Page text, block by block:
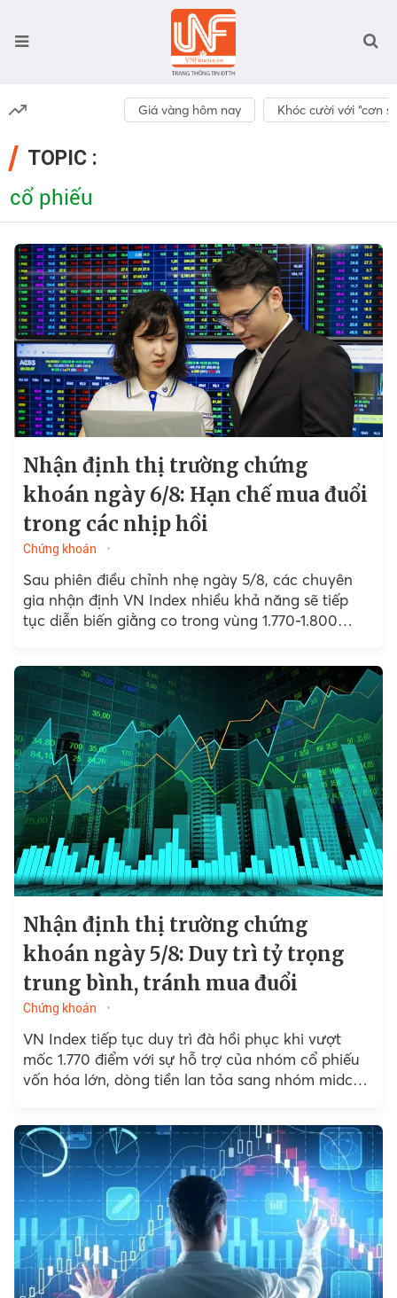
Giá vàng hôm nay Khóc cười với “cơn
TOPIC :
cổ phiếu
Nhận định thị trường chứng
khoán ngày 6/8: Hạn chế mua đuổi
trong các nhịp hồi
Chứng khoán
Sau phiên điều chỉnh nhẹ ngày 5/8, các chuyên
gia nhận định VN Index nhiều khả năng sẽ tiếp
tục diễn biến giằng co trong vùng 1.770-1.800
Nhận định thị trường chứng
khoán ngày 5/8: Duy trì tỷ trọng
trung bình, tránh mua đuổi
Chứng khoán
VN Index tiếp tục duy trì đà hồi phục khi vượt
mốc 1.770 điểm với sự hỗ trợ của nhóm cổ phiếu
vốn hóa lớn, dòng tiền lan tỏa sang nhóm midcap